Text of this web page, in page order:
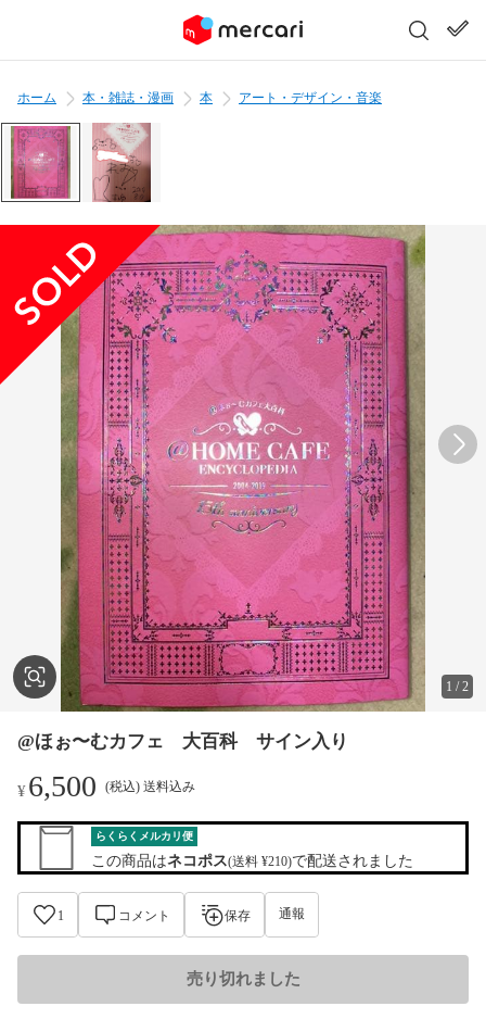
ホーム 本・雑誌・漫画 本 アート・デザイン・音楽
1 /2
@ほぉ〜むカフェ 大百科 サイン入り
¥6,500 (税込) 送料込み
らくらくメルカリ便
この商品はネコポス(送料 ¥210)で配送されました
1 コメント 保存 通報
売り切れました